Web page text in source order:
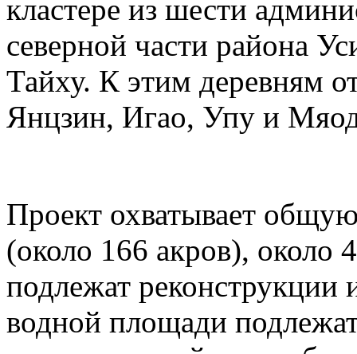
кластере из шести
северной части района
Тайху. К этим деревням
Янцзин, Игао, Упу и
Проект охватывает
(около 166 акров), около
подлежат реконструкции
водной площади